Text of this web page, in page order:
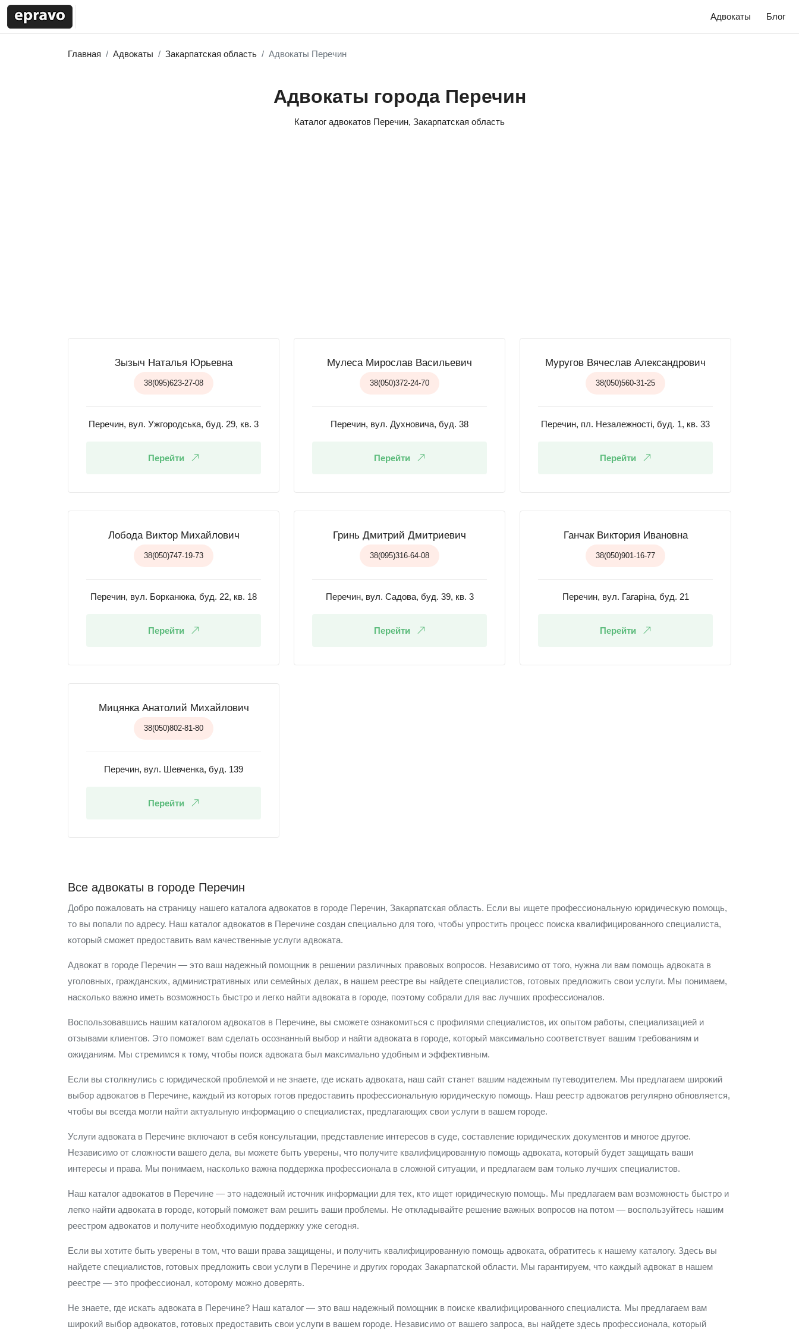
Адвокаты Блог
Главная Адвокаты Закарпатская область Адвокаты Перечин
Адвокаты города Перечин
Каталог адвокатов Перечин, Закарпатская область
Зызыч Наталья Юрьевна
38(095)623-27-08
Перечин, вул. Ужгородська, буд. 29, кв. 3
Перейти
Мулеса Мирослав Васильевич
38(050)372-24-70
Перечин, вул. Духновича, буд. 38
Перейти
Муругов Вячеслав Александрович
38(050)560-31-25
Перечин, пл. Незалежності, буд. 1, кв. 33
Перейти
Лобода Виктор Михайлович
38(050)747-19-73
Перечин, вул. Борканюка, буд. 22, кв. 18
Перейти
Гринь Дмитрий Дмитриевич
38(095)316-64-08
Перечин, вул. Садова, буд. 39, кв. 3
Перейти
Ганчак Виктория Ивановна
38(050)901-16-77
Перечин, вул. Гагаріна, буд. 21
Перейти
Мицянка Анатолий Михайлович
38(050)802-81-80
Перечин, вул. Шевченка, буд. 139
Перейти
Все адвокаты в городе Перечин
Добро пожаловать на страницу нашего каталога адвокатов в городе Перечин, Закарпатская область. Если вы ищете профессиональную юридическую помощь,
то вы попали по адресу. Наш каталог адвокатов в Перечине создан специально для того, чтобы упростить процесс поиска квалифицированного специалиста,
который сможет предоставить вам качественные услуги адвоката.
Адвокат в городе Перечин — это ваш надежный помощник в решении различных правовых вопросов. Независимо от того, нужна ли вам помощь адвоката в
уголовных, гражданских, административных или семейных делах, в нашем реестре вы найдете специалистов, готовых предложить свои услуги. Мы понимаем,
насколько важно иметь возможность быстро и легко найти адвоката в городе, поэтому собрали для вас лучших профессионалов.
Воспользовавшись нашим каталогом адвокатов в Перечине, вы сможете ознакомиться с профилями специалистов, их опытом работы, специализацией и
отзывами клиентов. Это поможет вам сделать осознанный выбор и найти адвоката в городе, который максимально соответствует вашим требованиям и
ожиданиям. Мы стремимся к тому, чтобы поиск адвоката был максимально удобным и эффективным.
Если вы столкнулись с юридической проблемой и не знаете, где искать адвоката, наш сайт станет вашим надежным путеводителем. Мы предлагаем широкий
выбор адвокатов в Перечине, каждый из которых готов предоставить профессиональную юридическую помощь. Наш реестр адвокатов регулярно обновляется,
чтобы вы всегда могли найти актуальную информацию о специалистах, предлагающих свои услуги в вашем городе.
Услуги адвоката в Перечине включают в себя консультации, представление интересов в суде, составление юридических документов и многое другое.
Независимо от сложности вашего дела, вы можете быть уверены, что получите квалифицированную помощь адвоката, который будет защищать ваши
интересы и права. Мы понимаем, насколько важна поддержка профессионала в сложной ситуации, и предлагаем вам только лучших специалистов.
Наш каталог адвокатов в Перечине — это надежный источник информации для тех, кто ищет юридическую помощь. Мы предлагаем вам возможность быстро и
легко найти адвоката в городе, который поможет вам решить ваши проблемы. Не откладывайте решение важных вопросов на потом — воспользуйтесь нашим
реестром адвокатов и получите необходимую поддержку уже сегодня.
Если вы хотите быть уверены в том, что ваши права защищены, и получить квалифицированную помощь адвоката, обратитесь к нашему каталогу. Здесь вы
найдете специалистов, готовых предложить свои услуги в Перечине и других городах Закарпатской области. Мы гарантируем, что каждый адвокат в нашем
реестре — это профессионал, которому можно доверять.
Не знаете, где искать адвоката в Перечине? Наш каталог — это ваш надежный помощник в поиске квалифицированного специалиста. Мы предлагаем вам
широкий выбор адвокатов, готовых предоставить свои услуги в вашем городе. Независимо от вашего запроса, вы найдете здесь профессионала, который